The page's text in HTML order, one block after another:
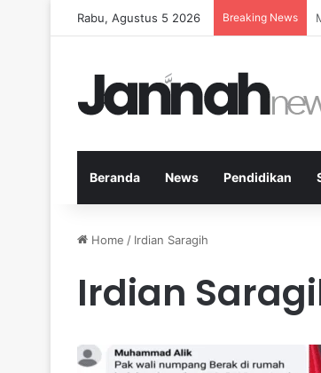
Rabu, Agustus 5 2026 Breaking News
Beranda News Pendidikan
Home / Irdian Saragih
Irdian